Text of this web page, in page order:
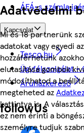
Adatvédelmi
Mi és 18 partnerünk
adatokat vagy egyedi
hozzáférhetünk
elutasítása gombok
módosíthatod a
megteheted az
kattintva is. A
ez nem érinti a
személyre tudjuk
ÁFÁ-s számla
Kapcsolat
Tesco.hu
Ügyfélszolgálat -
Áruházkereső
followUs